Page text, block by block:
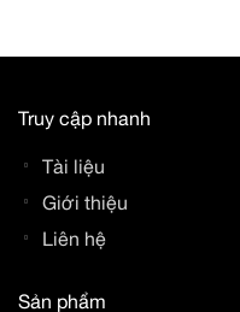
Truy cập nhanh
Tài liệu
Giới thiệu
Liên hệ
Sản phẩm